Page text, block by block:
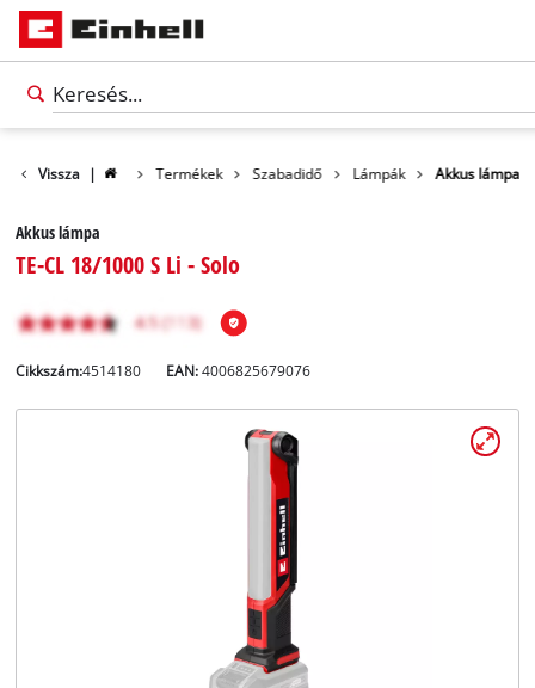
Vissza | Termékek Szabadidő Lámpák Akkus lámpa
Akkus lámpa
TE-CL 18/1000 S Li - Solo
Cikkszám:4514180 EAN:4006825679076